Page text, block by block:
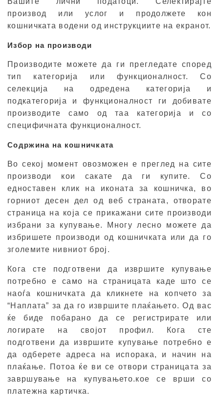
производ или услог и продолжете кон
кошничката водени од инструкциите на екранот.
Избор на производи
Производите можете да ги прегледате според
тип категорија или функционалност. Со
селекција на одредена категорија и
подкатегорија и функционалност ги добивате
производите само од таа категорија и со
специфичната функционалност.
Содржина на кошничката
Во секој момент овозможен е преглед на сите
производи кои сакате да ги купите. Со
едноставен клик на иконата за кошничка, во
горниот десен дел од веб страната, отворате
страница на која се прикажани сите производи
избрани за купување. Многу лесно можете да
избришете производи од кошничката или да го
зголемите нивниот број.
Кога сте подготвени да извршите купување
потребно е само на страницата каде што се
наоѓа кошничката да кликнете на копчето за
“Наплата” за да го извршите плаќањето. Од вас
ќе биде побарано да се регистрирате или
логирате на својот профил. Кога сте
подготвени да извршите купување потребно е
да одберете адреса на испорака, и начин на
плаќање. Потоа ќе ви се отвори страницата за
завршување на купувањето.кое се врши со
платежна картичка.